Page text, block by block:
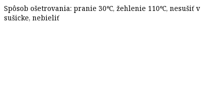
Spôsob ošetrovania: pranie 30ºC, žehlenie 110ºC, nesušiť v
sušicke, nebieliť